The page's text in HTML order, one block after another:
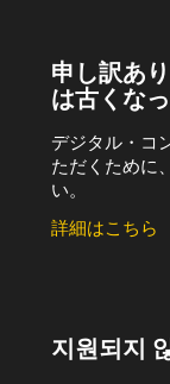
申し訳あ
は古くな
デジタル・コ
ただくために
い。
詳細はこちら
지원되지